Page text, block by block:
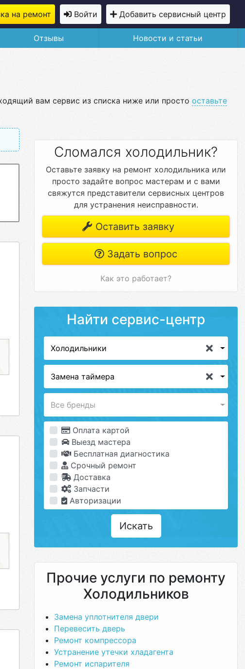
на ремонт Войти Добавить сервисный центр
Отзывы Новости и статьи
вам сервис из списка ниже или просто оставьте
Сломался холодильник?
Оставьте заявку на ремонт холодильника или
просто задайте вопрос мастерам и с вами
свяжутся представители сервисных центров
для устранения неисправности.
Оставить заявку
Задать вопрос
Как это работает?
Найти сервис-центр
Холодильники
Замена таймера
Все бренды
Оплата картой
Выезд мастера
Бесплатная диагностика
Срочный ремонт
Доставка
Запчасти
Авторизации
Искать
Прочие услуги по ремонту
Холодильников
Замена уплотнителя двери
Перевесить дверь
Ремонт компрессора
Устранение утечки хладагента
Ремонт испарителя